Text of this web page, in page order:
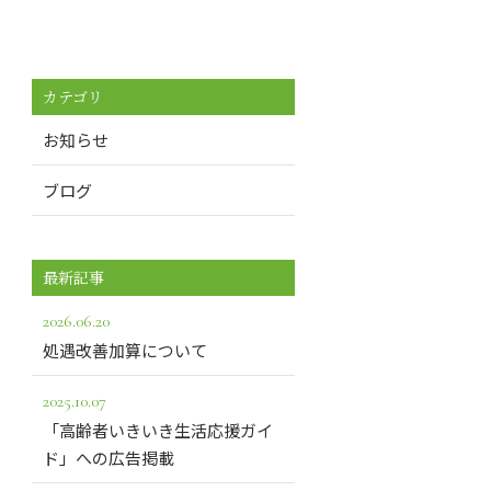
カテゴリ
お知らせ
ブログ
最新記事
2026.06.20
処遇改善加算について
2025.10.07
「高齢者いきいき生活応援ガイ
ド」への広告掲載